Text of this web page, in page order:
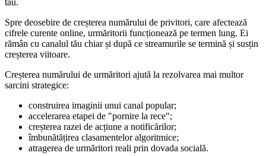
tău.
Spre deosebire de creșterea numărului de privitori, care afectează
cifrele curente online, urmăritorii funcționează pe termen lung. Ei
rămân cu canalul tău chiar și după ce streamurile se termină și susțin
creșterea viitoare.
Creșterea numărului de urmăritori ajută la rezolvarea mai multor
sarcini strategice:
construirea imaginii unui canal popular;
accelerarea etapei de "pornire la rece";
creșterea razei de acțiune a notificărilor;
îmbunătățirea clasamentelor algoritmice;
atragerea de urmăritori reali prin dovada socială.